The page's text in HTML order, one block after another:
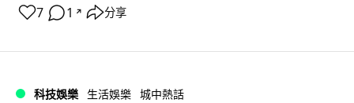
7 1 ↗ 分享
科技娛樂 生活娛樂 城中熱話